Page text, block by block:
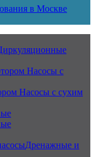
Насосы с
Насосы с сухим
Дренажные и